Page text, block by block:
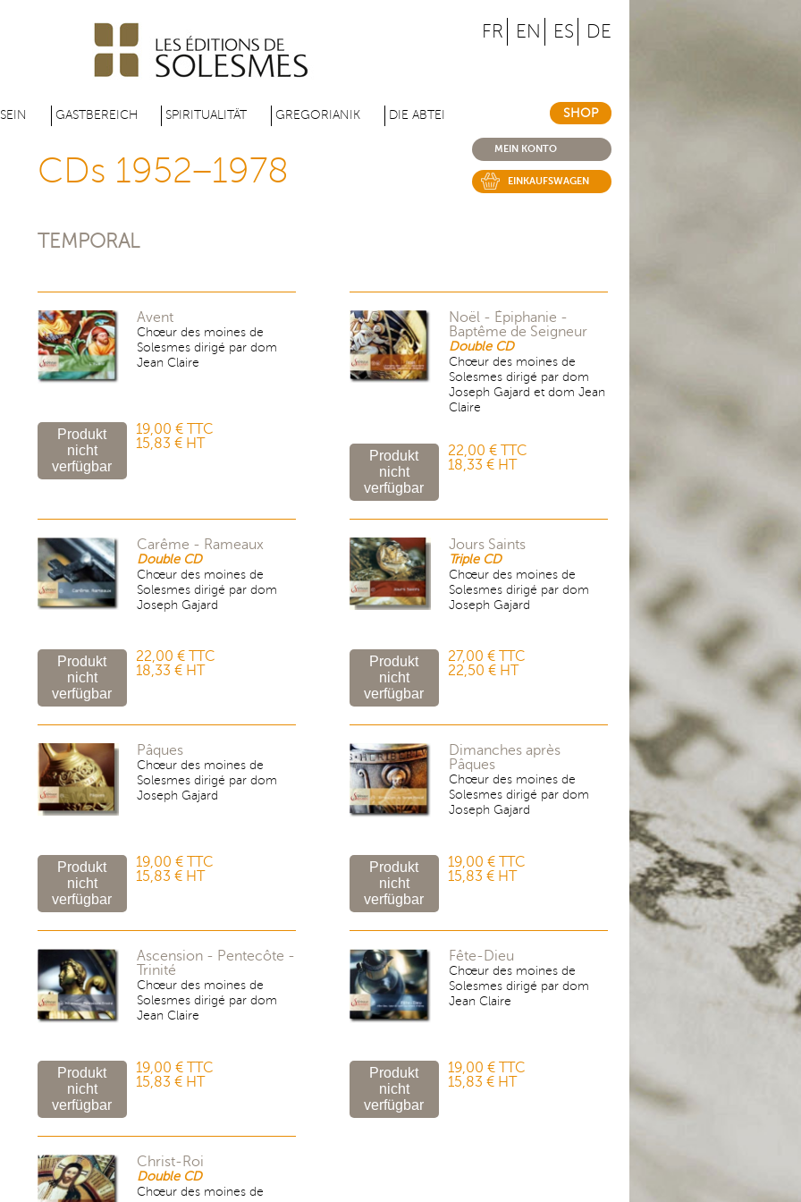
zum
Inhalt
FR EN ES DE
GASTBEREICH SPIRITUALITÄT GREGORIANIK DIE ABTEI SHOP
MEIN KONTO
EINKAUFSWAGEN
CDs 1952–1978
TEMPORAL
Avent
Chœur des moines de
Solesmes dirigé par dom
Jean Claire
19,00 € TTC
15,83 € HT
Noël - Épiphanie -
Baptême de Seigneur
Double CD
Chœur des moines de
Solesmes dirigé par dom
Joseph Gajard et dom Jean
Claire
22,00 € TTC
18,33 € HT
Carême - Rameaux
Double CD
Chœur des moines de
Solesmes dirigé par dom
Joseph Gajard
22,00 € TTC
18,33 € HT
Jours Saints
Triple CD
Chœur des moines de
Solesmes dirigé par dom
Joseph Gajard
27,00 € TTC
22,50 € HT
Pâques
Chœur des moines de
Solesmes dirigé par dom
Joseph Gajard
19,00 € TTC
15,83 € HT
Dimanches après
Pâques
Chœur des moines de
Solesmes dirigé par dom
Joseph Gajard
19,00 € TTC
15,83 € HT
Ascension - Pentecôte -
Trinité
Chœur des moines de
Solesmes dirigé par dom
Jean Claire
19,00 € TTC
15,83 € HT
Fête-Dieu
Chœur des moines de
Solesmes dirigé par dom
Jean Claire
19,00 € TTC
15,83 € HT
Christ-Roi
Double CD
Chœur des moines de